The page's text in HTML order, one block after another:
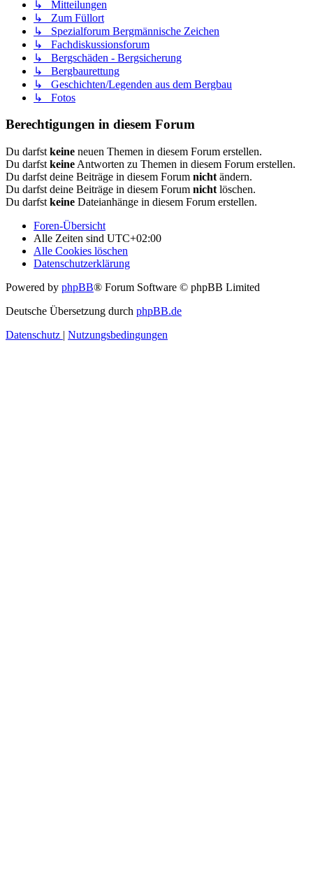
↳ Mitteilungen
↳ Zum Füllort
↳ Spezialforum Bergmännische Zeichen
↳ Fachdiskussionsforum
↳ Bergschäden - Bergsicherung
↳ Bergbaurettung
↳ Geschichten/Legenden aus dem Bergbau
↳ Fotos
Berechtigungen in diesem Forum
Du darfst keine neuen Themen in diesem Forum erstellen.
Du darfst keine Antworten zu Themen in diesem Forum erstellen.
Du darfst deine Beiträge in diesem Forum nicht ändern.
Du darfst deine Beiträge in diesem Forum nicht löschen.
Du darfst keine Dateianhänge in diesem Forum erstellen.
Foren-Übersicht
Alle Zeiten sind UTC+02:00
Alle Cookies löschen
Datenschutzerklärung
Powered by phpBB® Forum Software © phpBB Limited
Deutsche Übersetzung durch phpBB.de
Datenschutz | Nutzungsbedingungen